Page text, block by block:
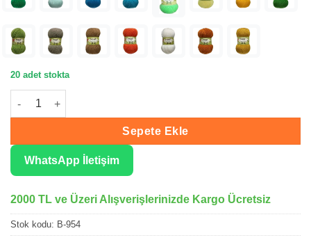
20 adet stokta
Lanoso Baby Dream Saks Mavi Bebe Örgü İpliği 954 adet
Sepete Ekle
WhatsApp İletişim
2000 TL ve Üzeri Alışverişlerinizde Kargo Ücretsiz
Stok kodu: B-954